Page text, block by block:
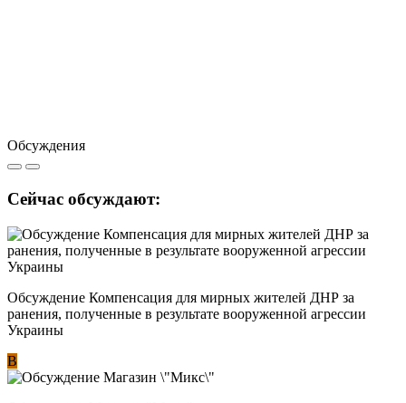
Обсуждения
Сейчас обсуждают:
Обсуждение Компенсация для мирных жителей ДНР за
ранения, полученные в результате вооруженной агрессии
Украины
В